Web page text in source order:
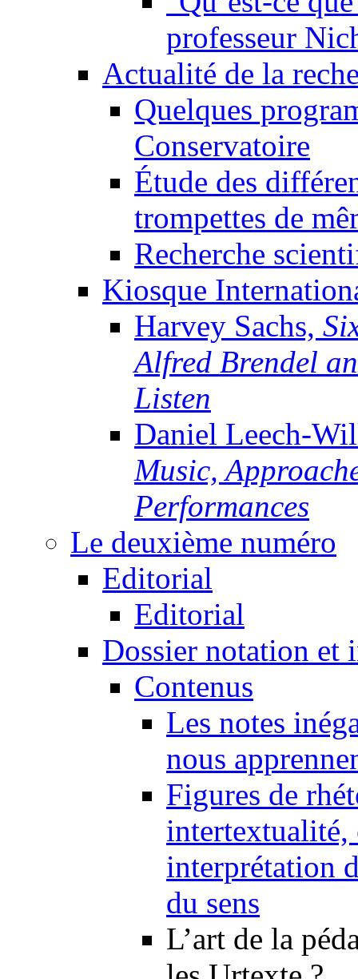
professeur
Actualité de la
Quelques
Conservatoire
Étude des
trompettes de
Recherche
Kiosque
Harvey Sachs,
Alfred Brendel
Listen
Daniel Leech-
Music,
Performances
Le deuxième numéro
Editorial
Editorial
Dossier notation et
Contenus
Les notes
nous
Figures de
interprétation
du sens
L’art de la